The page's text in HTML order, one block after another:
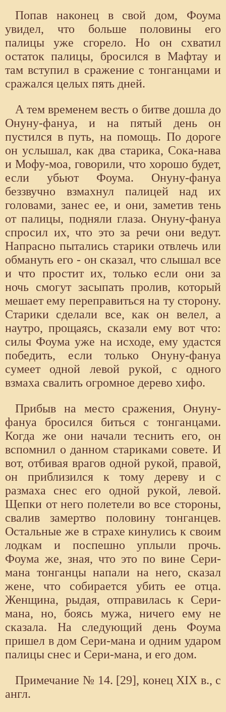
Попав наконец в свой дом, Фоума
увидел, что больше половины его
палицы уже сгорело. Но он схватил
остаток палицы, бросился в Мафтау и
там вступил в сражение с тонганцами и
сражался целых пять дней.
А тем временем весть о битве дошла до
Онуну-фануа, и на пятый день он
пустился в путь, на помощь. По дороге
он услышал, как два старика, Сока-нава
и Мофу-моа, говорили, что хорошо будет,
если убьют Фоума. Онуну-фануа
беззвучно взмахнул палицей над их
головами, занес ее, и они, заметив тень
от палицы, подняли глаза. Онуну-фануа
спросил их, что это за речи они ведут.
Напрасно пытались старики отвлечь или
обмануть его - он сказал, что слышал все
и что простит их, только если они за
ночь смогут засыпать пролив, который
мешает ему переправиться на ту сторону.
Старики сделали все, как он велел, а
наутро, прощаясь, сказали ему вот что:
силы Фоума уже на исходе, ему удастся
победить, если только Онуну-фануа
сумеет одной левой рукой, с одного
взмаха свалить огромное дерево хифо.
Прибыв на место сражения, Онуну-
фануа бросился биться с тонганцами.
Когда же они начали теснить его, он
вспомнил о данном стариками совете. И
вот, отбивая врагов одной рукой, правой,
он приблизился к тому дереву и с
размаха снес его одной рукой, левой.
Щепки от него полетели во все стороны,
свалив замертво половину тонганцев.
Остальные же в страхе кинулись к своим
лодкам и поспешно уплыли прочь.
Фоума же, зная, что это по вине Сери-
мана тонганцы напали на него, сказал
жене, что собирается убить ее отца.
Женщина, рыдая, отправилась к Сери-
мана, но, боясь мужа, ничего ему не
сказала. На следующий день Фоума
пришел в дом Сери-мана и одним ударом
палицы снес и Сери-мана, и его дом.
Примечание № 14. [29], конец XIX в., с
англ.